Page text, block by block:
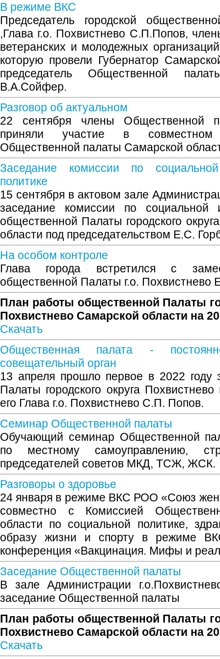
В режиме ВКС
Председатель городской
,Глава г.о. Похвистнево С.П.Попов,
ветеранских и молодежных
которую провели Губернатор
председатель Общественной
В.А.Сойфер.
Разговор об актуальном
22 сентября члены Общественной
приняли участие в совместном
Общественной палаты Самарской
Заседание комиссии по
политике
15 сентября в актовом зале
заседание комиссии по социальной
общественной Палаты городского
области под председательством Е.С.
На особом контроле
Глава города встретился с
общественной Палаты г.о. Похвистнево
План работы общественной Палаты
Похвистнево Самарской области на
Скачать
Общественная палата -
совещательный орган
13 апреля прошло первое в 2022 году
Палаты городского округа
его Глава г.о. Похвистнево С.П. Попов.
Семинар Общественной палаты
Обучающий семинар Общественной
по местному самоуправлению,
председателей советов МКД, ТСЖ, ЖСК.
Разговоры о здоровье
24 января в режиме ВКС РОО «Союз
совместно с Комиссией
области по социальной политике,
образу жизни и спорту в режиме
конференция «Вакцинация. Мифы и
Заседание Общественной палаты
В зале Администрации
заседание Общественной палаты
План работы общественной Палаты
Похвистнево Самарской области на
Скачать